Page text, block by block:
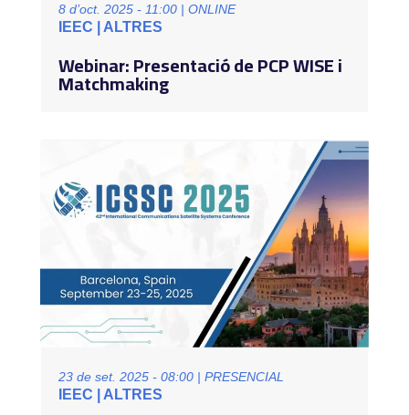
8 d’oct. 2025 - 11:00 | ONLINE
IEEC | ALTRES
Webinar: Presentació de PCP WISE i
Matchmaking
23 de set. 2025 - 08:00 | PRESENCIAL
IEEC | ALTRES